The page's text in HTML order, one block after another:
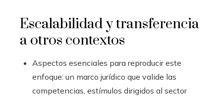
Escalabilidad y transferencia
a otros contextos
Aspectos esenciales para reproducir este
enfoque: un marco jurídico que valide las
competencias, estímulos dirigidos al sector